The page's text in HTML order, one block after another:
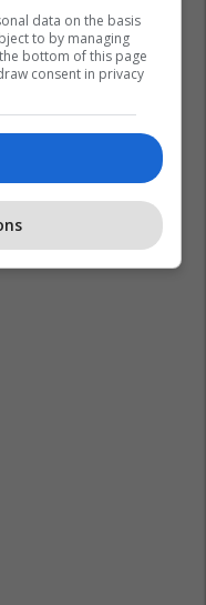
data on the basis
to by managing
bottom of this page
consent in privacy